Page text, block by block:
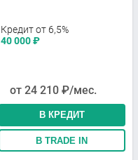
Кредит от 6,5%
40 000₽
от 24 210 ₽/мес.
В КРЕДИТ
В TRADE IN